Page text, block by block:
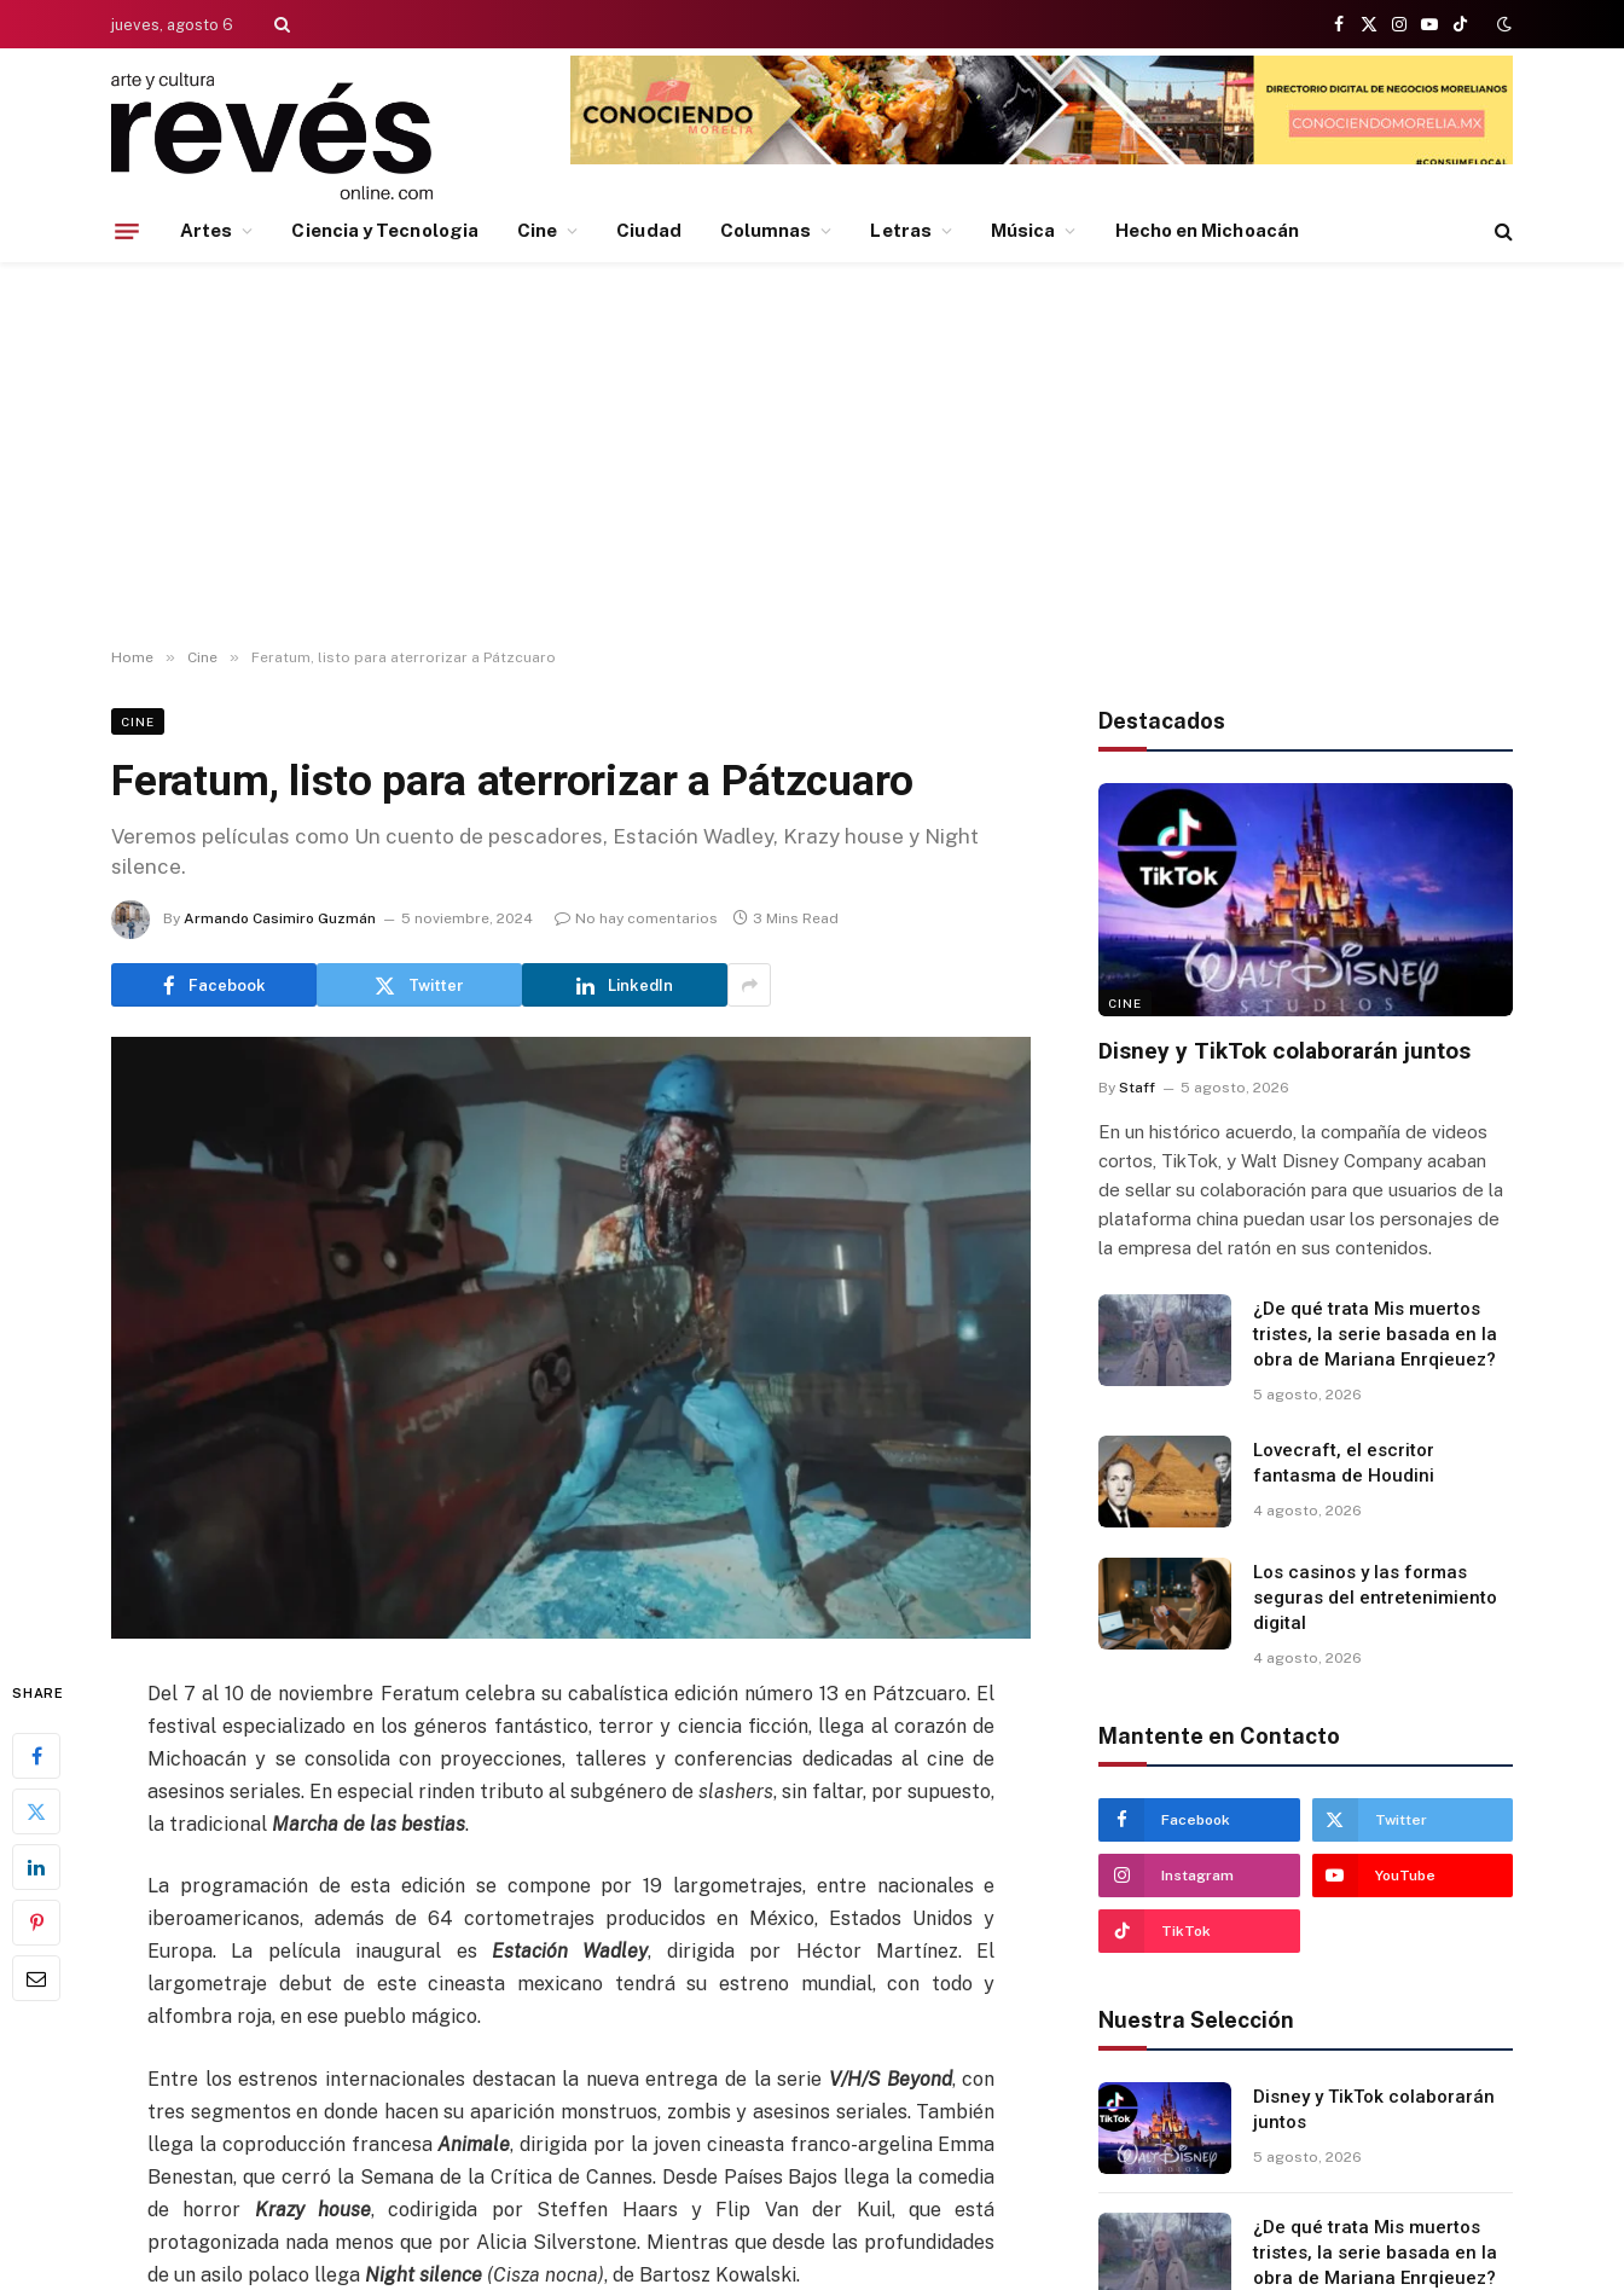
jueves, agosto 6
Facebook
X
(Twitter)
Instagram
YouTubeTikTok
Artes Ciencia y Tecnologia Cine Ciudad Columnas Letras Música Hecho en Michoacán
Home » Cine » Feratum, listo para aterrorizar a Pátzcuaro
CINE
Feratum, listo para aterrorizar a Pátzcuaro
Veremos películas como Un cuento de pescadores, Estación Wadley, Krazy house y Night
silence.
By Armando Casimiro Guzmán 5 noviembre, 2024 No hay comentarios 3 Mins Read
Facebook Twitter LinkedIn
SHARE
Del 7 al 10 de noviembre Feratum celebra su cabalística edición número 13 en Pátzcuaro. El
festival especializado en los géneros fantástico, terror y ciencia ficción, llega al corazón de
Michoacán y se consolida con proyecciones, talleres y conferencias dedicadas al cine de
asesinos seriales. En especial rinden tributo al subgénero deslashers, sin faltar, por supuesto,
la tradicional Marcha de las bestias.
La programación de esta edición se compone por 19 largometrajes, entre nacionales e
iberoamericanos, además de 64 cortometrajes producidos en México, Estados Unidos y
Europa. La película inaugural es Estación Wadley, dirigida por Héctor Martínez. El
largometraje debut de este cineasta mexicano tendrá su estreno mundial, con todo y
alfombra roja, en ese pueblo mágico.
Entre los estrenos internacionales destacan la nueva entrega de la serie V/H/S Beyond, con
tres segmentos en donde hacen su aparición monstruos, zombis y asesinos seriales. También
llega la coproducción francesaAnimale, dirigida por la joven cineasta franco-argelina Emma
Benestan, que cerró la Semana de la Crítica de Cannes. Desde Países Bajos llega la comedia
de horror Krazy house, codirigida por Steffen Haars y Flip Van der Kuil, que está
protagonizada nada menos que por Alicia Silverstone. Mientras que desde las profundidades
de un asilo polaco llega Night silence(Cisza nocna), de Bartosz Kowalski.
Destacados
CINE
Disney y TikTok colaborarán juntos
By Staff 5 agosto, 2026
En un histórico acuerdo, la compañía de videos
cortos, TikTok, y Walt Disney Company acaban
de sellar su colaboración para que usuarios de la
plataforma china puedan usar los personajes de
la empresa del ratón en sus contenidos.
¿De qué trata Mis muertos
tristes, la serie basada en la
obra de Mariana Enrqieuez?
5 agosto, 2026
Lovecraft, el escritor
fantasma de Houdini
4 agosto, 2026
Los casinos y las formas
seguras del entretenimiento
digital
4 agosto, 2026
Mantente en Contacto
Facebook Twitter
Instagram YouTube
TikTok
Nuestra Selección
Disney y TikTok colaborarán
juntos
5 agosto, 2026
¿De qué trata Mis muertos
tristes, la serie basada en la
obra de Mariana Enrqieuez?